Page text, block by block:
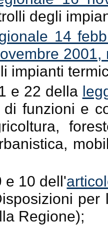
degli
14
2001,
impianti
e 22 della
di funzioni e
e 10 dell'
per
Regione);